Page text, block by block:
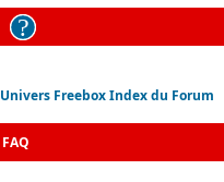
Univers Freebox Index du Forum
FAQ